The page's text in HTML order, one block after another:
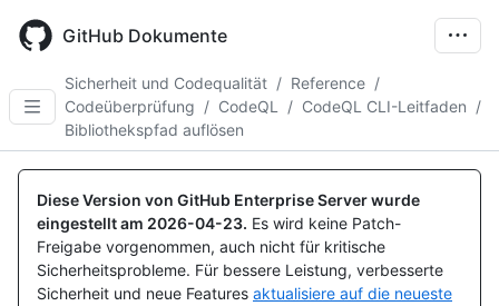
main
GitHub Dokumente
Sicherheit und Codequalität / Reference /
Codeüberprüfung / CodeQL / CodeQL CLI-Leitfaden /
Bibliothekspfad auflösen
Diese Version von GitHub Enterprise Server wurde
eingestellt am 2026-04-23. Es wird keine Patch-
Freigabe vorgenommen, auch nicht für kritische
Sicherheitsprobleme. Für bessere Leistung, verbesserte
Sicherheit und neue Features aktualisiere auf die neueste